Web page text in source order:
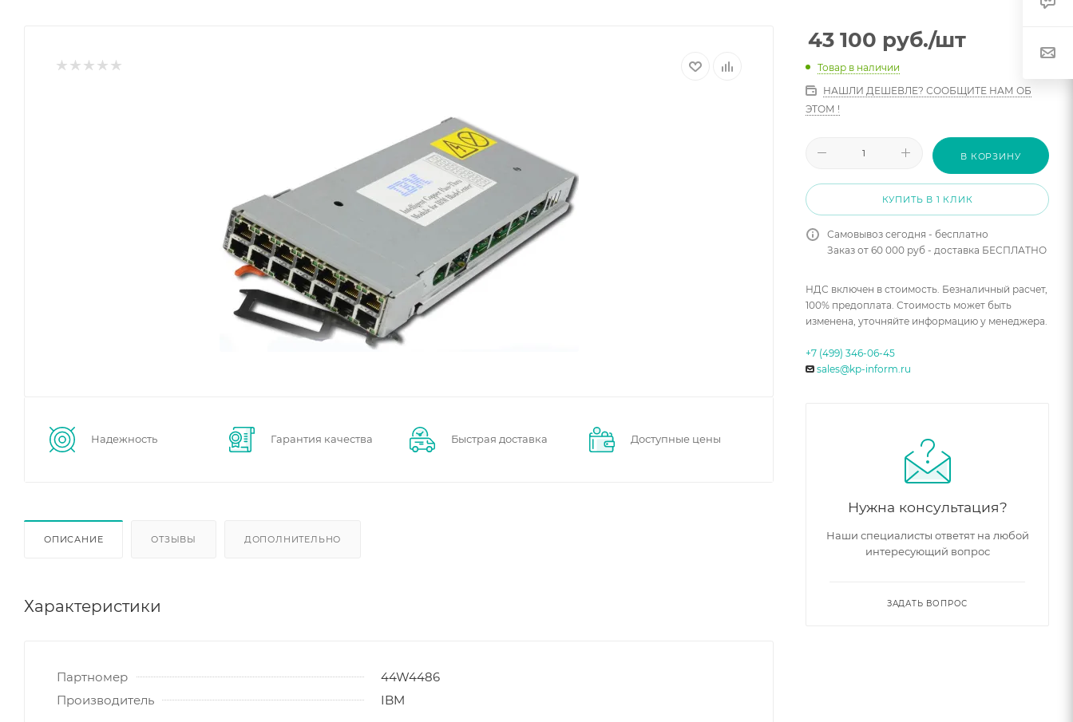
Надежность Гарантия качества Быстрая доставка Доступные цены
ОПИСАНИЕ ОТЗЫВЫ ДОПОЛНИТЕЛЬНО
Характеристики
Партномер
44W4486
Производитель
IBM
43 100 руб./шт
Товар в наличии
НАШЛИ ДЕШЕВЛЕ? СООБЩИТЕ НАМ ОБ
ЭТОМ !
В КОРЗИНУ
КУПИТЬ В 1 КЛИК
Самовывоз сегодня - бесплатно
Заказ от 60 000 руб - доставка БЕСПЛАТНО
НДС включен в стоимость. Безналичный расчет,
100% предоплата. Стоимость может быть
изменена, уточняйте информацию у менеджера.
+7 (499) 346-06-45
sales@kp-inform.ru
Нужна консультация?
Наши специалисты ответят на любой
интересующий вопрос
ЗАДАТЬ ВОПРОС